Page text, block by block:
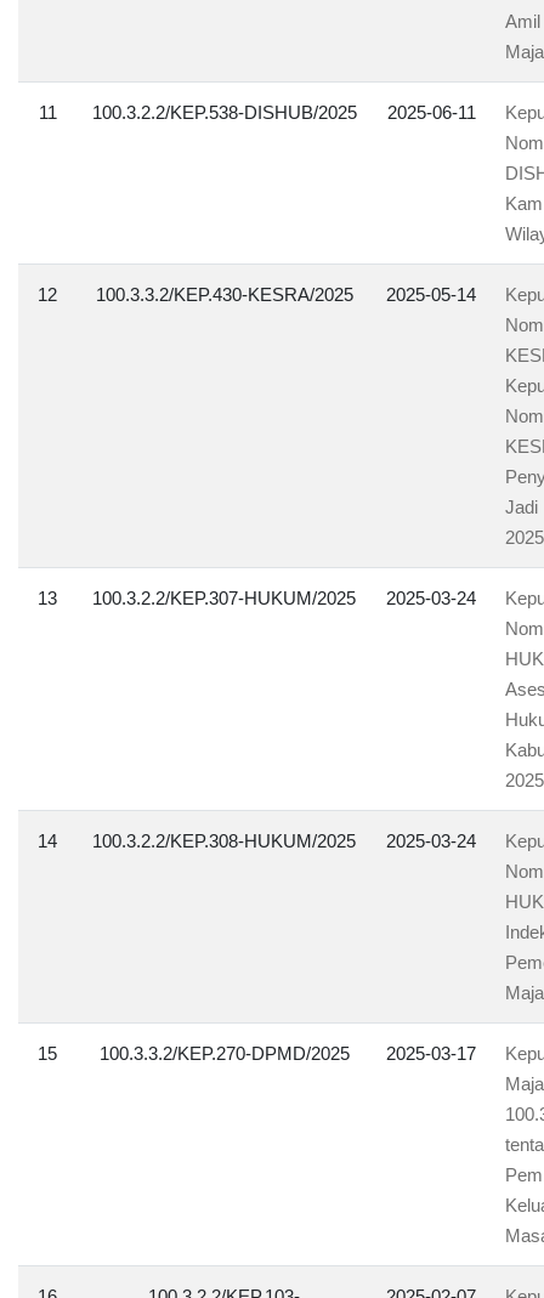
Amil
11 100.3.2.2/KEP.538-DISHUB/2025 2025-06-11
12 100.3.3.2/KEP.430-KESRA/2025 2025-05-14
Jadi
2025
13 100.3.2.2/KEP.307-HUKUM/2025 2025-03-24
2025
14 100.3.2.2/KEP.308-HUKUM/2025 2025-03-24
15 100.3.3.2/KEP.270-DPMD/2025 2025-03-17